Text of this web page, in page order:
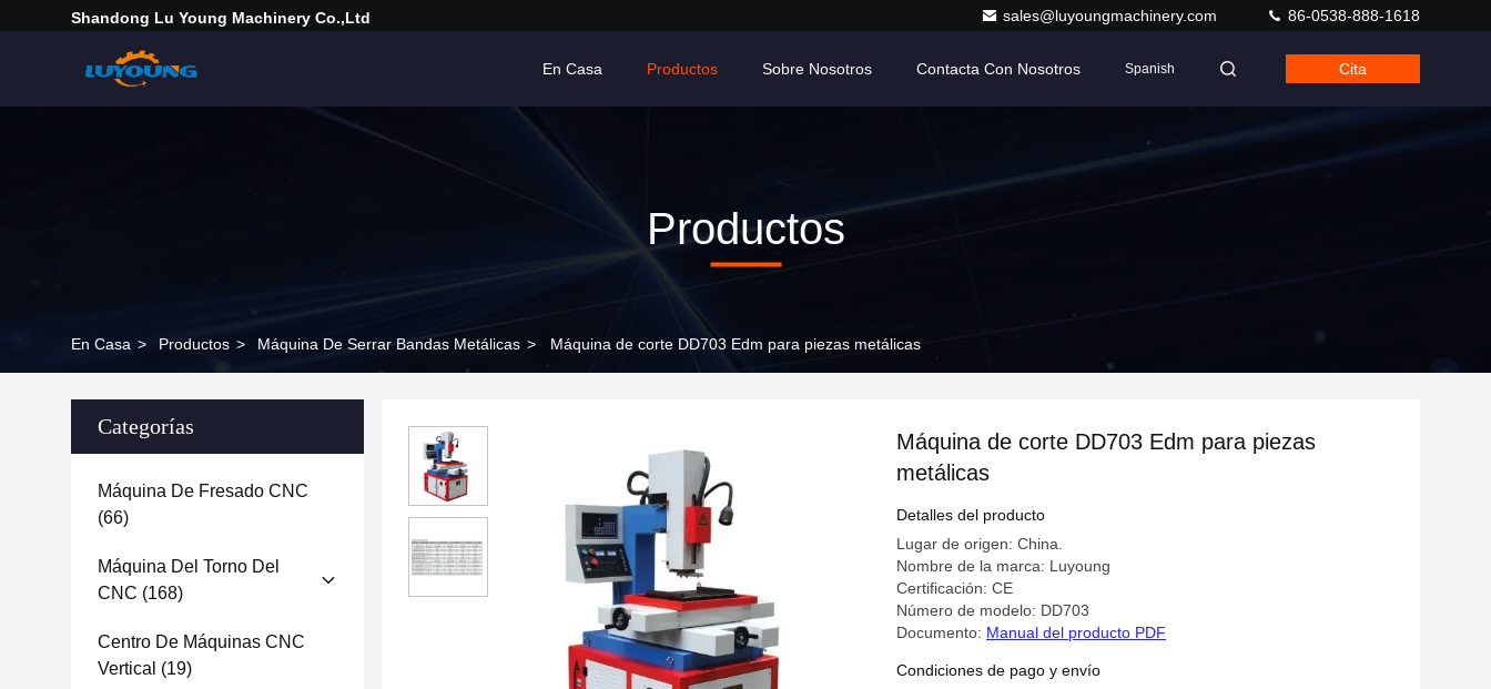
Shandong Lu Young Machinery Co.,ltd sales@luyoungmachinery.com 86-0538-888-1618
En Casa Productos Sobre Nosotros Contacta Con Nosotros Spanish Cita
Productos
En Casa > Productos > Máquina De Serrar Bandas Metálicas > Máquina de corte DD703 Edm para piezas metálicas
Categorías
Máquina De Fresado CNC
(66)
Máquina Del Torno Del
CNC (168)
Centro De Máquinas CNC
Vertical (19)
Máquina de corte DD703 Edm para piezas
metálicas
Detalles del producto
Lugar de origen: China.
Nombre de la marca: Luyoung
Certificación: CE
Número de modelo: DD703
Documento: Manual del producto PDF
Condiciones de pago y envío